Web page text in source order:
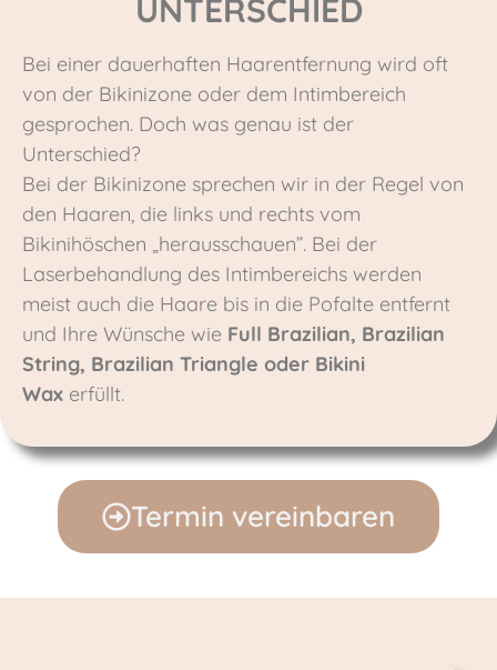
UNTERSCHIED
Bei einer dauerhaften Haarentfernung wird oft
von der Bikinizone oder dem Intimbereich
gesprochen. Doch was genau ist der
Unterschied?
Bei der Bikinizone sprechen wir in der Regel von
den Haaren, die links und rechts vom
Bikinihöschen „herausschauen”. Bei der
Laserbehandlung des Intimbereichs werden
meist auch die Haare bis in die Pofalte entfernt
und Ihre Wünsche wie Full Brazilian, Brazilian
String, Brazilian Triangle oder Bikini
Wax erfüllt.
Termin vereinbaren